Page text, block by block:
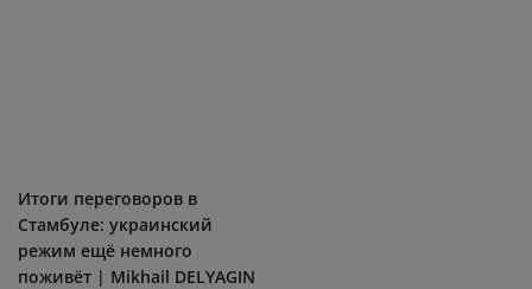
Итоги переговоров в
Стамбуле: украинский
режим ещё немного
поживёт | Mikhail DELYAGIN